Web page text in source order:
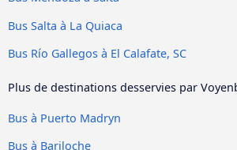
Bus Salta à La Quiaca
Bus Río Gallegos à El Calafate, SC
Plus de destinations desservies par
Bus à Puerto Madryn
Bus à Bariloche